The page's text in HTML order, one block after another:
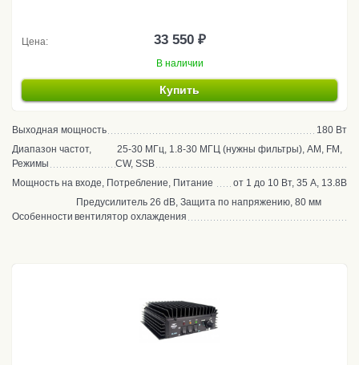
Цена: 33 550 ₽
В наличии
Купить
Выходная мощность
180 Вт
Диапазон частот,
Режимы
25-30 МГц, 1.8-30 МГЦ (нужны фильтры), AM, FM,
CW, SSB
Мощность на входе, Потребление, Питание
от 1 до 10 Вт, 35 А, 13.8В
Особенности
Предусилитель 26 dB, Защита по напряжению, 80 мм
вентилятор охлаждения